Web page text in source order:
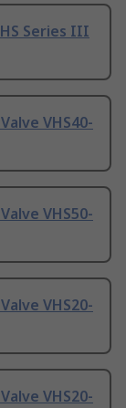
Series III
VHS40-
VHS50-
VHS20-
VHS20-